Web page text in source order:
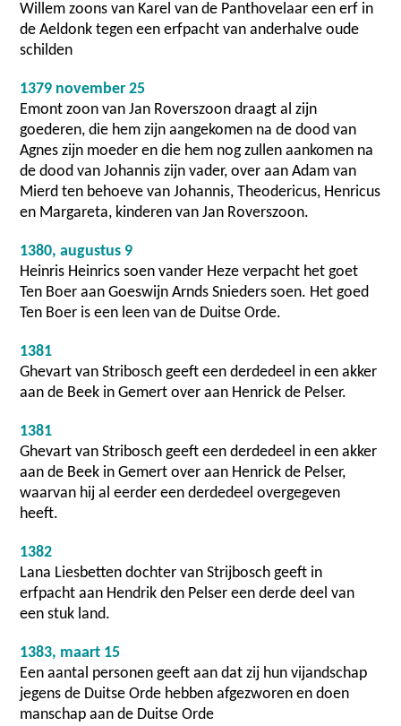
Willem zoons van Karel van de Panthovelaar een erf in
de Aeldonk tegen een erfpacht van anderhalve oude
schilden
1379 november 25
Emont zoon van Jan Roverszoon draagt al zijn
goederen, die hem zijn aangekomen na de dood van
Agnes zijn moeder en die hem nog zullen aankomen na
de dood van Johannis zijn vader, over aan Adam van
Mierd ten behoeve van Johannis, Theodericus, Henricus
en Margareta, kinderen van Jan Roverszoon.
1380, augustus 9
Heinris Heinrics soen vander Heze verpacht het goet
Ten Boer aan Goeswijn Arnds Snieders soen. Het goed
Ten Boer is een leen van de Duitse Orde.
1381
Ghevart van Stribosch geeft een derdedeel in een akker
aan de Beek in Gemert over aan Henrick de Pelser.
1381
Ghevart van Stribosch geeft een derdedeel in een akker
aan de Beek in Gemert over aan Henrick de Pelser,
waarvan hij al eerder een derdedeel overgegeven
heeft.
1382
Lana Liesbetten dochter van Strijbosch geeft in
erfpacht aan Hendrik den Pelser een derde deel van
een stuk land.
1383, maart 15
Een aantal personen geeft aan dat zij hun vijandschap
jegens de Duitse Orde hebben afgezworen en doen
manschap aan de Duitse Orde